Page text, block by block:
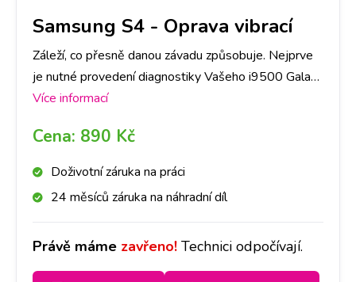
Samsung S4 - Oprava vibrací
Záleží, co přesně danou závadu způsobuje. Nejprve
je nutné provedení diagnostiky Vašeho i9500 Galaxy
S4, abychom dokázali určit, co danou závadu
spojíme a domluvíme se na dalším postupu a ceně
opravy.
Více informací
Cena: 890 Kč
Doživotní záruka na práci
24 měsíců záruka na náhradní díl
Právě máme zavřeno! Technici odpočívají.